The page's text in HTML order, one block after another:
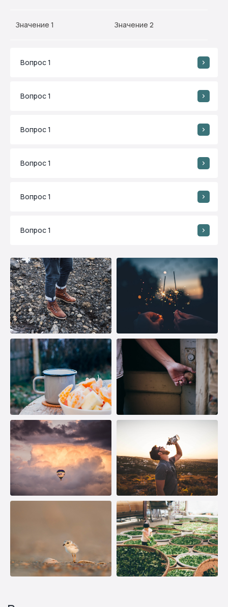
Значение 1 Значение 2
Вопрос 1
Вопрос 1
Вопрос 1
Вопрос 1
Вопрос 1
Вопрос 1
Узнайте, какое оборудование
подойдет под ваш объект и
поставленную задачу